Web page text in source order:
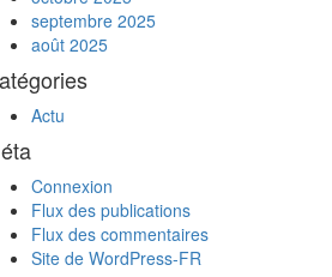
septembre 2025
août 2025
Actu
Connexion
Flux des publications
Flux des commentaires
Site de WordPress-FR